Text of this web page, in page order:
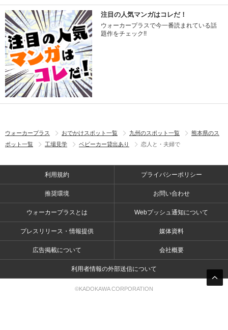
注目の人気マンガはコレだ！
ウォーカープラスで今一番読まれている話
題作をチェック!!
ウォーカープラス おでかけスポット一覧 九州のスポット一覧
熊本県のス
ポット一覧
工場見学 ベビーカー貸出あり 恋人と・夫婦で
利用規約 プライバシーポリシー
推奨環境 お問い合わせ
ウォーカープラスとは Webプッシュ通知について
プレスリリース・情報提供 媒体資料
広告掲載について 会社概要
利用者情報の外部送信について
©KADOKAWA CORPORATION